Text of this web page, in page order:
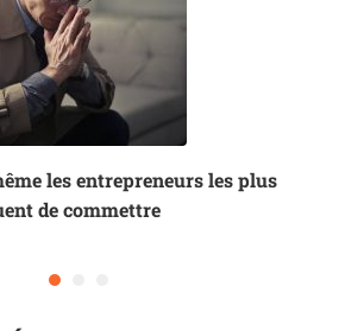
les entrepreneurs les plus
de commettre